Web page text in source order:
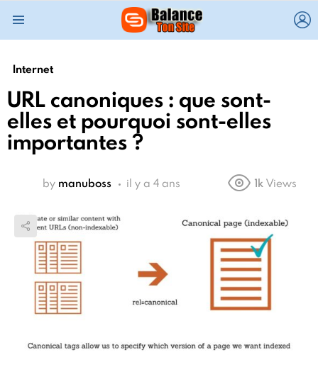
Internet
URL canoniques : que sont-
elles et pourquoi sont-elles
importantes ?
by manuboss il y a 4 ans 1k Views